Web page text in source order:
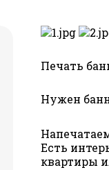
Печать
Нужен
Есть
квартиры